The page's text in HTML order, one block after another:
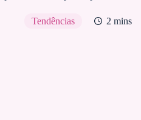
Tendências 2 mins